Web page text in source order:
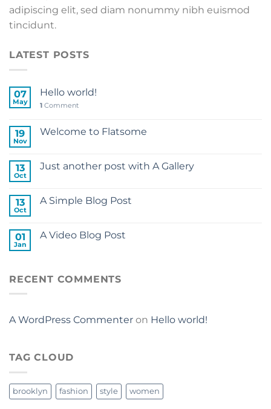
adipiscing elit, sed diam nonummy nibh euismod
tincidunt.
LATEST POSTS
07
May
Hello world!
1 Comment
19
Nov
Welcome to Flatsome
13
Oct
Just another post with A Gallery
13
Oct
A Simple Blog Post
01
Jan
A Video Blog Post
RECENT COMMENTS
A WordPress Commenter on Hello world!
TAG CLOUD
brooklyn fashion style women